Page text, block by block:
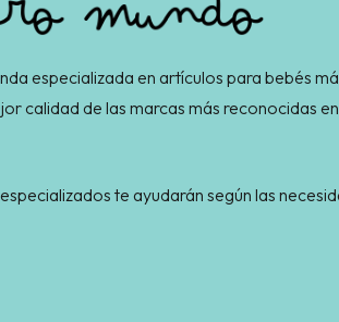
especializada en artículos para bebés
calidad de las marcas más reconocidas
te ayudarán según las